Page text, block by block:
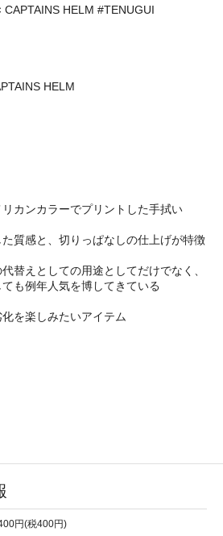
CAPTAINS HELM #TENUGUI
HELM
リカンカラーでプリントした手拭い
た質感と、切りっぱなしの仕上げが特徴
替えとしての用途としてだけでなく、
も例年人気を博してきている
を楽しみたいアイテム
円(税400円)